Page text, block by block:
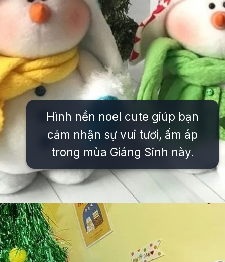
Hình nền noel cute giúp bạn
cảm nhận sự vui tươi, ấm áp
trong mùa Giáng Sinh này.
Đang mở https://issiloo.edu.vn/avatar-noel